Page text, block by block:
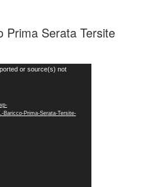
Prima Serata Tersite
or source(s) not
Baricco-Prima-Serata-Tersite-